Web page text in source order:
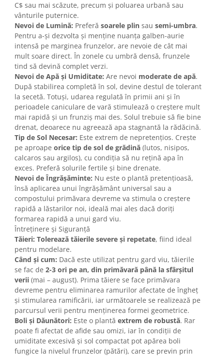
C$ sau mai scăzute, precum și poluarea urbană sau
vânturile puternice.
Nevoi de Lumină: Preferă soarele plin sau semi-umbra.
Pentru a-și dezvolta și menține nuanța galben-aurie
intensă pe marginea frunzelor, are nevoie de cât mai
mult soare direct. În zonele cu umbră densă, frunzele
tind să devină complet verzi.
Nevoi de Apă și Umiditate: Are nevoi moderate de apă.
După stabilirea completă în sol, devine destul de tolerant
la secetă. Totuși, udarea regulată în primii ani și în
perioadele caniculare de vară stimulează o creștere mult
mai rapidă și un frunziș mai des. Solul trebuie să fie bine
drenat, deoarece nu agreează apa stagnantă la rădăcină.
Tip de Sol Necesar: Este extrem de nepretențios. Crește
pe aproape orice tip de sol de grădină (lutos, nisipos,
calcaros sau argilos), cu condiția să nu rețină apa în
exces. Preferă solurile fertile și bine drenate.
Nevoi de Îngrășăminte: Nu este o plantă pretențioasă,
însă aplicarea unui îngrășământ universal sau a
compostului primăvara devreme va stimula o creștere
rapidă a lăstarilor noi, ideală mai ales dacă doriți
formarea rapidă a unui gard viu.
Întreținere și Siguranță
Tăieri: Tolerează tăierile severe și repetate, fiind ideal
pentru modelare.
Când și cum: Dacă este utilizat pentru gard viu, tăierile
se fac de 2-3 ori pe an, din primăvară până la sfârșitul
verii (mai – august). Prima tăiere se face primăvara
devreme pentru eliminarea ramurilor afectate de îngheț
și stimularea ramificării, iar următoarele se realizează pe
parcursul verii pentru menținerea formei geometrice.
Boli și Dăunători: Este o plantă extrem de robustă. Rar
poate fi afectat de afide sau omizi, iar în condiții de
umiditate excesivă și sol compactat pot apărea boli
fungice la nivelul frunzelor (pătări), care se previn prin